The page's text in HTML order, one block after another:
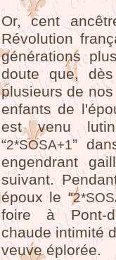
Or, cent
Révolution
générations
doute que,
plusieurs de
enfants de
est venu
“2*SOSA+1”
engendrant
suivant.
époux le “
foire à Pont-
chaude intimité
veuve éplorée.